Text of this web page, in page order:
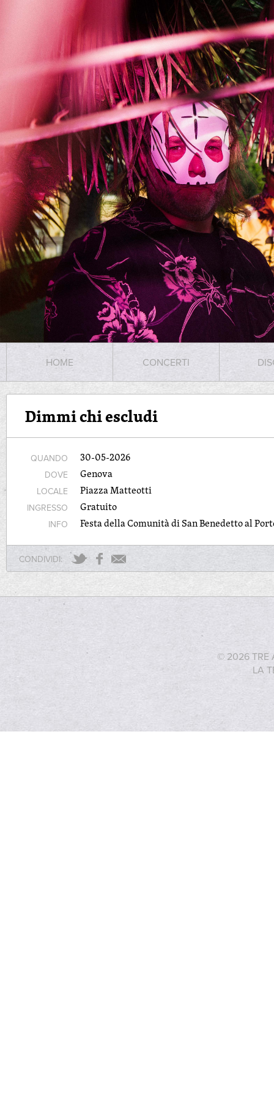
HOME CONCERTI
Dimmi chi escludi
QUANDO 30-05-2026
DOVE Genova
LOCALE Piazza Matteotti
INGRESSO Gratuito
INFO Festa della Comunità di San Benedetto al
CONDIVIDI:
© 2026 TRE
LA